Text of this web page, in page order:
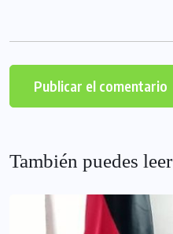
También puedes leer